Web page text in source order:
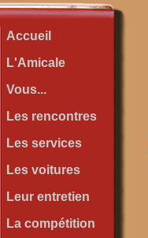
Accueil
L'Amicale
Vous...
Les rencontres
Les services
Les voitures
Leur entretien
La compétition